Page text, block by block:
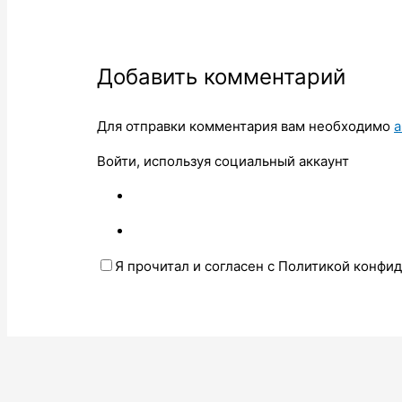
Добавить комментарий
Для отправки комментария вам необходимо
Войти, используя социальный аккаунт
Я прочитал и согласен с Политикой